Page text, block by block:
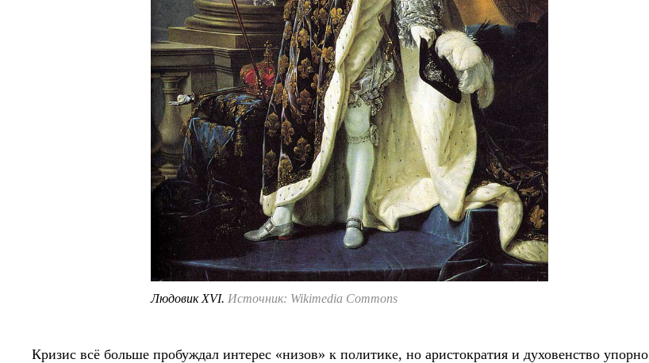
Людовик XVI. Источник: Wikimedia Commons
Кризис всё больше пробуждал интерес «низов» к политике, но аристократия и духовенство упорно